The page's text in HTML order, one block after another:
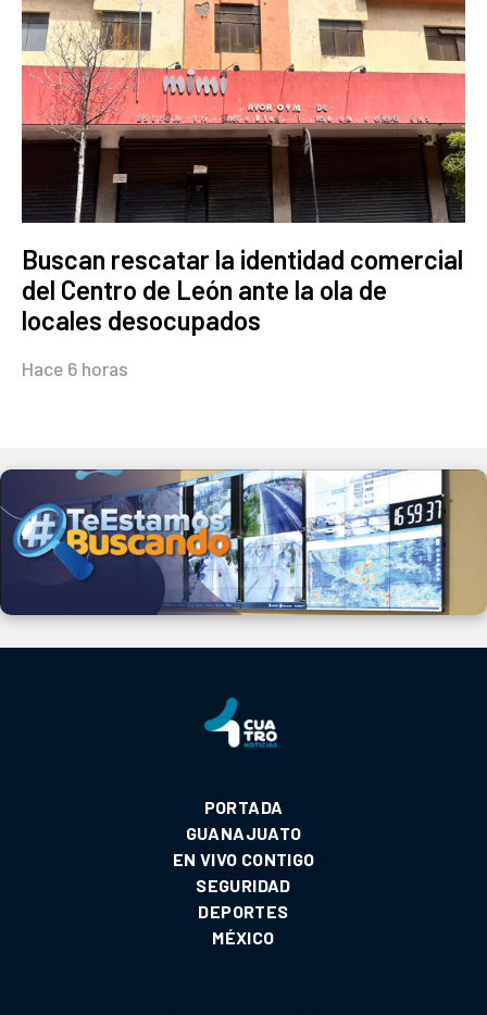
Buscan rescatar la identidad comercial
del Centro de León ante la ola de
locales desocupados
Hace 6 horas
PORTADA
GUANAJUATO
EN VIVO CONTIGO
SEGURIDAD
DEPORTES
MÉXICO